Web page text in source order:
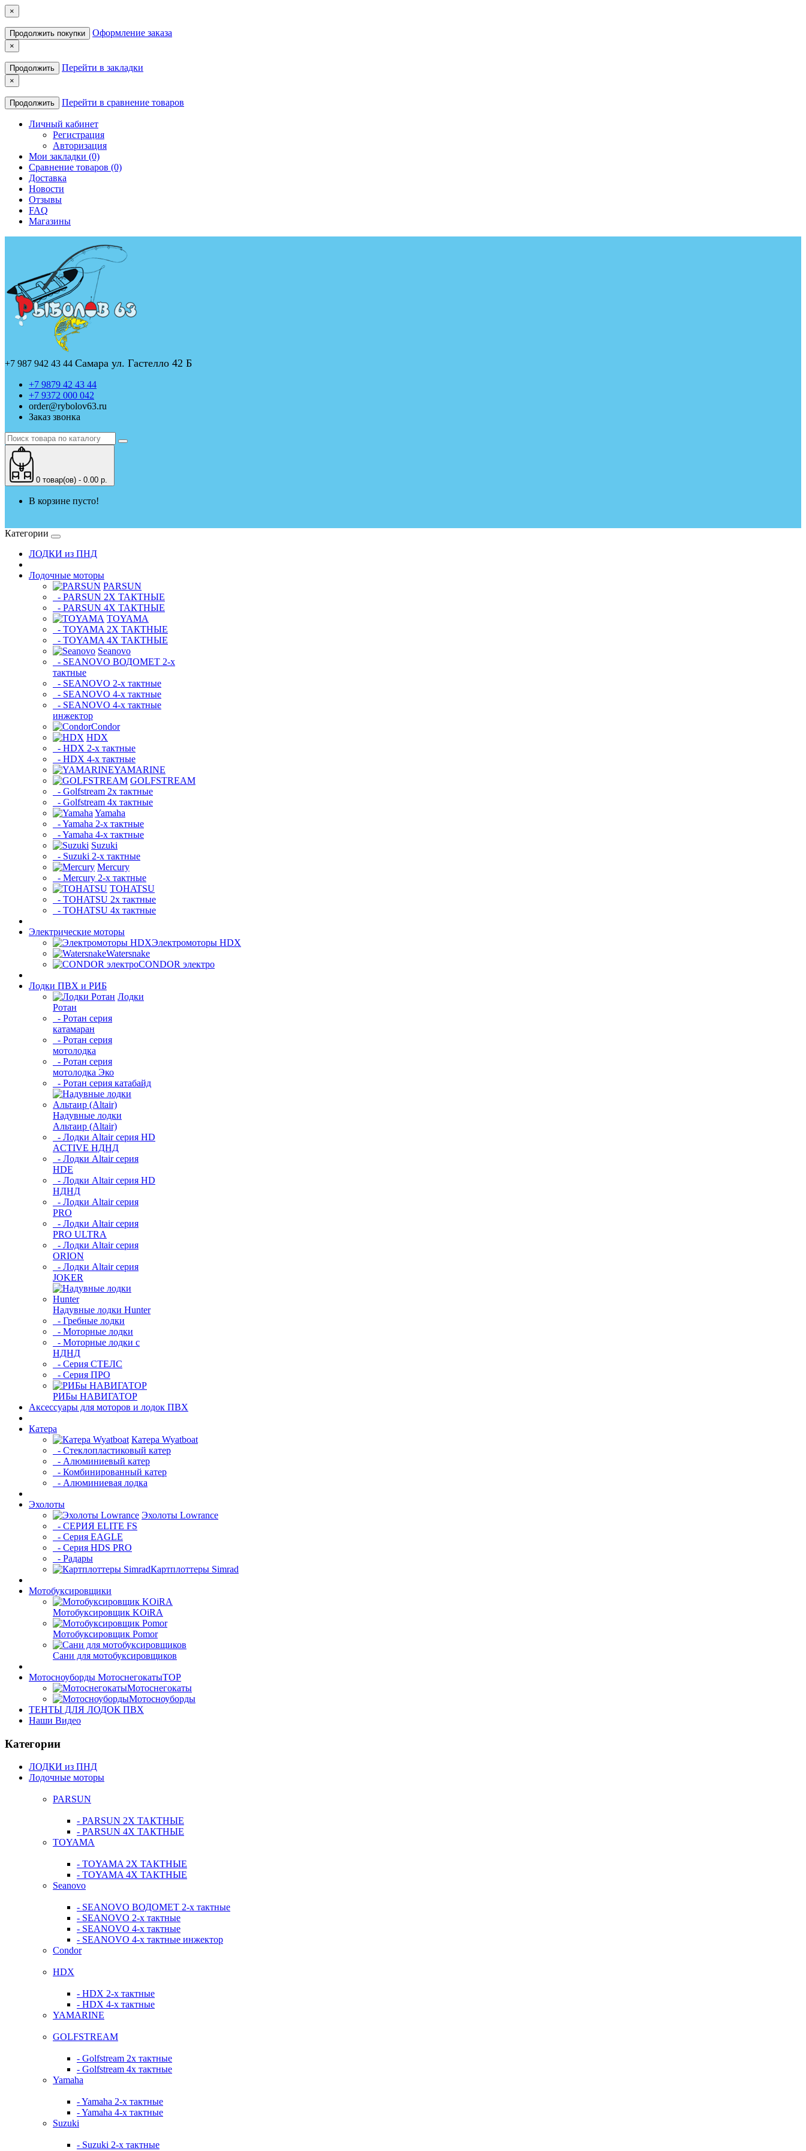
×
Продолжить покупки Оформление заказа
×
Продолжить Перейти в закладки
×
Продолжить Перейти в сравнение товаров
Личный кабинет
Регистрация
Авторизация
Мои закладки (0)
Сравнение товаров (0)
Доставка
Новости
Отзывы
FAQ
Магазины
+7 987 942 43 44 Самара ул. Гастелло 42 Б
+7 9879 42 43 44
+7 9372 000 042
order@rybolov63.ru
Заказ звонка
0 товар(ов) - 0.00 р.
В корзине пусто!
Категории
ЛОДКИ из ПНД
Лодочные моторы
PARSUN
- PARSUN 2Х ТАКТНЫЕ
- PARSUN 4Х ТАКТНЫЕ
TOYAMA
- TOYAMA 2Х ТАКТНЫЕ
- TOYAMA 4Х ТАКТНЫЕ
Seanovo
- SEANOVO ВОДОМЕТ 2-х
тактные
- SEANOVO 2-х тактные
- SEANOVO 4-х тактные
- SEANOVO 4-х тактные
инжектор
Condor
HDX
- HDX 2-х тактные
- HDX 4-х тактные
YAMARINE
GOLFSTREAM
- Golfstream 2х тактные
- Golfstream 4х тактные
Yamaha
- Yamaha 2-х тактные
- Yamaha 4-х тактные
Suzuki
- Suzuki 2-х тактные
Mercury
- Mercury 2-х тактные
TOHATSU
- TOHATSU 2х тактные
- TOHATSU 4х тактные
Электрические моторы
Электромоторы HDX
Watersnake
CONDOR электро
Лодки ПВХ и РИБ
Лодки
Ротан
- Ротан серия
катамаран
- Ротан серия
мотолодка
- Ротан серия
мотолодка Эко
- Ротан серия катабайд
Надувные лодки
Альтаир (Altair)
- Лодки Altair серия HD
ACTIVE НДНД
- Лодки Altair серия
HDE
- Лодки Altair серия HD
НДНД
- Лодки Altair серия
PRO
- Лодки Altair серия
PRO ULTRA
- Лодки Altair серия
ORION
- Лодки Altair серия
JOKER
Надувные лодки Hunter
- Гребные лодки
- Моторные лодки
- Моторные лодки с
НДНД
- Серия СТЕЛС
- Серия ПРО
РИБы НАВИГАТОР
Аксессуары для моторов и лодок ПВХ
Катера
Катера Wyatboat
- Cтеклопластиковый катер
- Алюминиевый катер
- Комбинированный катер
- Алюминиевая лодка
Эхолоты
Эхолоты Lowrance
- СЕРИЯ ELITE FS
- Серия EAGLE
- Серия HDS PRO
- Радары
Картплоттеры Simrad
Мотобуксировщики
Мотобуксировщик KOiRA
Мотобуксировщик Pomor
Сани для мотобуксировщиков
Мотосноуборды МотоснегокатыTOP
Мотоснегокаты
Мотосноуборды
ТЕНТЫ ДЛЯ ЛОДОК ПВХ
Наши Видео
Категории
ЛОДКИ из ПНД
Лодочные моторы
PARSUN
- PARSUN 2Х ТАКТНЫЕ
- PARSUN 4Х ТАКТНЫЕ
TOYAMA
- TOYAMA 2Х ТАКТНЫЕ
- TOYAMA 4Х ТАКТНЫЕ
Seanovo
- SEANOVO ВОДОМЕТ 2-х тактные
- SEANOVO 2-х тактные
- SEANOVO 4-х тактные
- SEANOVO 4-х тактные инжектор
Condor
HDX
- HDX 2-х тактные
- HDX 4-х тактные
YAMARINE
GOLFSTREAM
- Golfstream 2х тактные
- Golfstream 4х тактные
Yamaha
- Yamaha 2-х тактные
- Yamaha 4-х тактные
Suzuki
- Suzuki 2-х тактные